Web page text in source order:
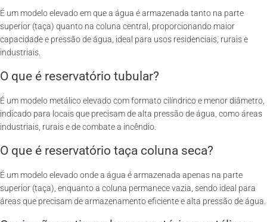
É um modelo elevado em que a água é armazenada tanto na parte
superior (taça) quanto na coluna central, proporcionando maior
capacidade e pressão de água, ideal para usos residenciais, rurais e
industriais.
O que é reservatório tubular?
É um modelo metálico elevado com formato cilíndrico e menor diâmetro,
indicado para locais que precisam de alta pressão de água, como áreas
industriais, rurais e de combate a incêndio.
O que é reservatório taça coluna seca?
É um modelo elevado onde a água é armazenada apenas na parte
superior (taça), enquanto a coluna permanece vazia, sendo ideal para
áreas que precisam de armazenamento eficiente e alta pressão de água.